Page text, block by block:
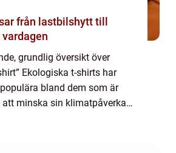
till
grundlig översikt över
Ekologiska t-shirts har
bland dem som är
att minska sin klimatpåverkan